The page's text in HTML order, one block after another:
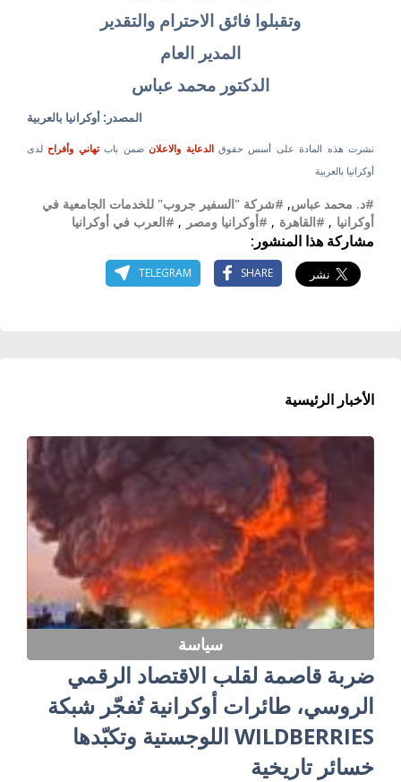
وتقبلوا فائق الاحترام والتقدير
المدير العام
الدكتور محمد عباس
المصدر: أوكرانيا بالعربية
نشرت هذه المادة على أسس حقوقالدعاية والاعلانضمن بابتهاني وأفراحلدى
أوكرانيا بالعربية
#د. محمد عباس, #شركة "السفير جروب" للخدمات الجامعية في
أوكرانيا , #القاهرة , #أوكرانيا ومصر , #العرب في أوكرانيا
مشاركة هذا المنشور:
SHARE
TELEGRAM
الأخبار الرئيسية
سياسة
ضربة قاصمة لقلب الاقتصاد الرقمي
الروسي، طائرات أوكرانية تُفجّر شبكة
WILDBERRIES اللوجستية وتكبّدها
خسائر تاريخية